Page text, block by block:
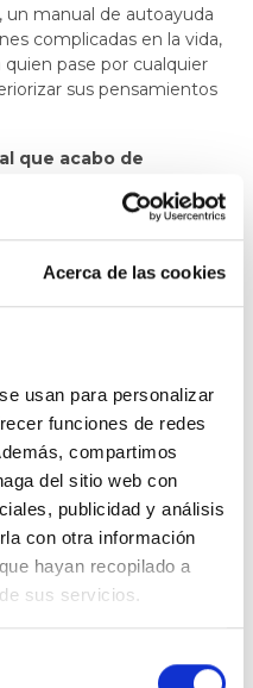
Acerca de las cookies
usan para personalizar
funciones de redes
compartimos
del sitio web con
publicidad y análisis
con otra información
hayan recopilado a
sus servicios.
un manual de autoayuda
complicadas en la vida,
pase por cualquier
sus pensamientos
que acabo de
de esas noches de
situación
tener paciencia, la
pequeño. El recibirlo, y
en el sufrimiento que
perdieron a su hijo/a, y
vida al mío.
por esa
aniversario. Porque
en el que apagamos las
y otro en el que